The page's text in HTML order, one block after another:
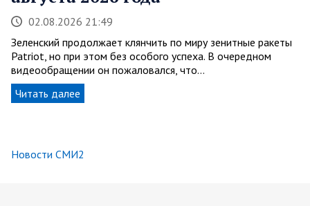
02.08.2026 21:49
Зеленский продолжает клянчить по миру зенитные ракеты
Patriot, но при этом без особого успеха. В очередном
видеообращении он пожаловался, что…
Читать далее
Новости СМИ2